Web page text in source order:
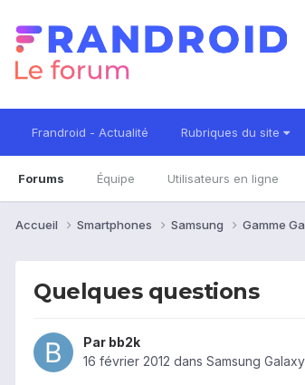
Frandroid - Actualité Rubriques du site
Forums Équipe Utilisateurs en ligne
Accueil Smartphones Samsung Gamme
Quelques questions
Par bb2k
16 février 2012 dans Samsung